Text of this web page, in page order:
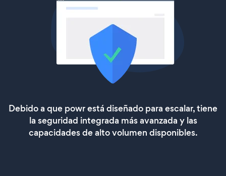
Debido a que powr está diseñado para escalar, tiene
la seguridad integrada más avanzada y las
capacidades de alto volumen disponibles.